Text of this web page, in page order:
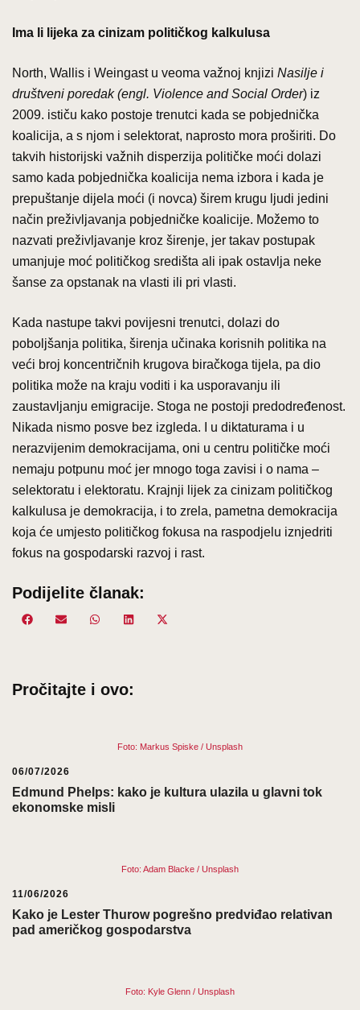
Ima li lijeka za cinizam političkog kalkulusa
North, Wallis i Weingast u veoma važnoj knjizi Nasilje i
društveni poredak (engl. Violence and Social Order) iz
2009. ističu kako postoje trenutci kada se pobjednička
koalicija, a s njom i selektorat, naprosto mora proširiti. Do
takvih historijski važnih disperzija političke moći dolazi
samo kada pobjednička koalicija nema izbora i kada je
prepuštanje dijela moći (i novca) širem krugu ljudi jedini
način preživljavanja pobjedničke koalicije. Možemo to
nazvati preživljavanje kroz širenje, jer takav postupak
umanjuje moć političkog središta ali ipak ostavlja neke
šanse za opstanak na vlasti ili pri vlasti.
Kada nastupe takvi povijesni trenutci, dolazi do
poboljšanja politika, širenja učinaka korisnih politika na
veći broj koncentričnih krugova biračkoga tijela, pa dio
politika može na kraju voditi i ka usporavanju ili
zaustavljanju emigracije. Stoga ne postoji predodređenost.
Nikada nismo posve bez izgleda. I u diktaturama i u
nerazvijenim demokracijama, oni u centru političke moći
nemaju potpunu moć jer mnogo toga zavisi i o nama –
selektoratu i elektoratu. Krajnji lijek za cinizam političkog
kalkulusa je demokracija, i to zrela, pametna demokracija
koja će umjesto političkog fokusa na raspodjelu iznjedriti
fokus na gospodarski razvoj i rast.
Podijelite članak:
Share
FacebookShare
Email
Share
WhatsAppShare
LinkedIn
Pročitajte i ovo:
Foto: Markus Spiske / Unsplash
06/07/2026
Edmund Phelps: kako je kultura ulazila u glavni tok
ekonomske misli
Foto: Adam Blacke / Unsplash
11/06/2026
Kako je Lester Thurow pogrešno predviđao relativan
pad američkog gospodarstva
Foto: Kyle Glenn / Unsplash